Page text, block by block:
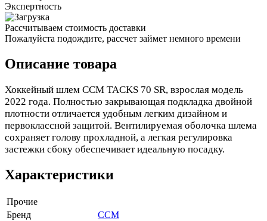
Экспертность
Рассчитываем стоимость доставки
Пожалуйста подождите, рассчет займет немного времени
Описание товара
Хоккейный шлем CCM TACKS 70 SR, взрослая модель
2022 года. Полностью закрывающая подкладка двойной
плотности отличается удобным легким дизайном и
первоклассной защитой. Вентилируемая оболочка шлема
сохраняет голову прохладной, а легкая регулировка
застежки сбоку обеспечивает идеальную посадку.
Характеристики
Прочие
Бренд
CCM